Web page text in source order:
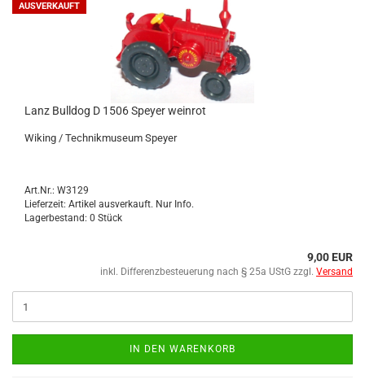
AUSVERKAUFT
Lanz Bull­dog D 1506 Spey­er wein­rot
Wi­king / Tech­nik­mu­se­um Spey­er
Art.Nr.: W3129
Lieferzeit: Artikel ausverkauft. Nur Info.
Lagerbestand: 0 Stück
9,00 EUR
inkl. Differenzbesteuerung nach § 25a UStG zzgl. Versand
IN DEN WARENKORB